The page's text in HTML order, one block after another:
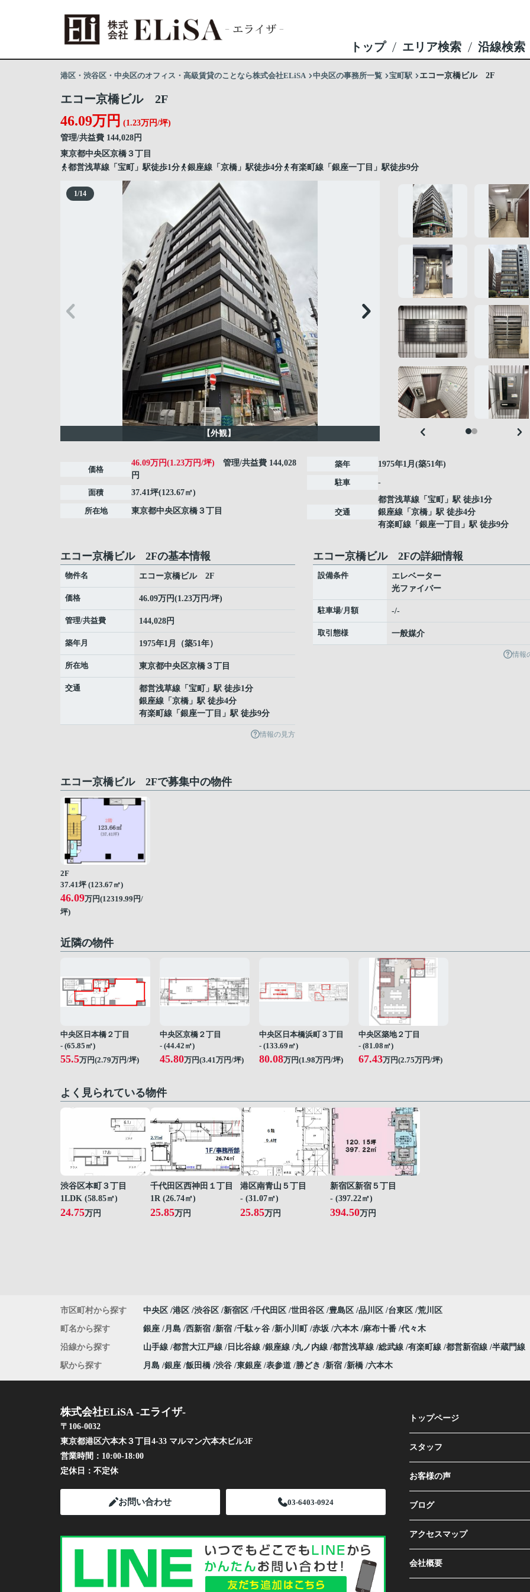
トップ エリア検索 沿線検索
港区・渋谷区・中央区のオフィス・高級賃貸のことなら株式会社ELiSA 中央区の事務所一覧 宝町駅 エコー京橋ビル 2F
エコー京橋ビル 2F
46.09万円 (1.23万円/坪)
管理/共益費 144,028円
東京都中央区京橋 ３丁目
都営浅草線「宝町」駅徒歩1分
銀座線「京橋」駅徒歩4分 有楽町線「銀座一丁目」駅徒歩9分
1/14
【外観】
価格
46.09万円(1.23万円/坪) 管理/共益費 144,028
円
面積
37.41坪(123.67㎡)
所在地 東京都中央区京橋 ３丁目
築年 1975年1月(築51年)
駐車 -
交通
都営浅草線 「 宝町
」駅 徒歩1分
銀座線 「 京橋 」駅 徒歩4分
有楽町線 「 銀座一丁目 」駅 徒歩9分
エコー京橋ビル 2Fの基本情報
物件名 エコー京橋ビル 2F
価格 46.09万円(1.23万円/坪)
管理/共益費 144,028円
築年月 1975年1月（築51年）
所在地 東京都中央区京橋 ３丁目
交通 都営浅草線 「 宝町
」駅 徒歩1分
銀座線 「 京橋 」駅 徒歩4分
有楽町線 「 銀座一丁目 」駅 徒歩9分
情報の見方
エコー京橋ビル 2Fの詳細情報
設備条件
エレベーター
光ファイバー
駐車場/月額 -/-
取引態様 一般媒介
情報
エコー京橋ビル 2Fで募集中の物件
2F
37.41坪 (123.67㎡)
46.09万円(12319.99円/
坪)
近隣の物件
中央区日本橋２丁目
- (65.85㎡)
55.5万円(2.79万円/坪)
中央区京橋２丁目
- (44.42㎡)
45.80万円(3.41万円/坪)
中央区日本橋浜町３丁目
- (133.69㎡)
80.08万円(1.98万円/坪)
中央区築地２丁目
- (81.08㎡)
67.43万円(2.75万円/坪)
よく見られている物件
渋谷区本町３丁目
1LDK (58.85㎡)
24.75万円
千代田区西神田１丁目
1R (26.74㎡)
25.85万円
港区南青山５丁目
- (31.07㎡)
25.85万円
新宿区新宿５丁目
- (397.22㎡)
394.50万円
市区町村から探す 中央区 港区 渋谷区 新宿区 千代田区 世田谷区 豊島区 品川区 台東区 荒川区
町名から探す 銀座 月島 西新宿 新宿 千駄ヶ谷 新小川町 赤坂 六本木 麻布十番 代々木
沿線から探す 山手線 都営大江戸線 日比谷線 銀座線 丸ノ内線 都営浅草線 総武線 有楽町線 都営新宿線 半蔵門線
駅から探す 月島 銀座 飯田橋 渋谷 東銀座 表参道 勝どき 新宿 新橋 六本木
株式会社ELiSA -エライザ-
〒106-0032
東京都港区六本木３丁目4-33 マルマン六本木ビル3F
営業時間： 10:00-18:00
定休日： 不定休
お問い合わせ 03-6403-0924
トップページ
スタッフ
お客様の声
ブログ
アクセスマップ
会社概要